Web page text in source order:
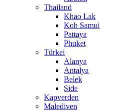
Thailand
Khao Lak
Koh Samui
Pattaya
Phuket
Türkei
Alanya
Antalya
Belek
Side
Kapverden
Malediven